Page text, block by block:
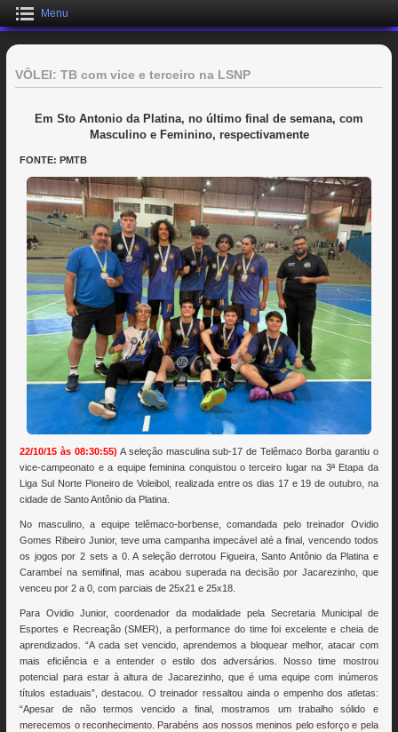
Menu
VÔLEI: TB com vice e terceiro na LSNP
Em Sto Antonio da Platina, no último final de semana, com
Masculino e Feminino, respectivamente
FONTE: PMTB
22/10/15 às 08:30:55) A seleção masculina sub-17 de Telêmaco Borba garantiu o
vice-campeonato e a equipe feminina conquistou o terceiro lugar na 3ª Etapa da
Liga Sul Norte Pioneiro de Voleibol, realizada entre os dias 17 e 19 de outubro, na
cidade de Santo Antônio da Platina.
No masculino, a equipe telêmaco-borbense, comandada pelo treinador Ovidio
Gomes Ribeiro Junior, teve uma campanha impecável até a final, vencendo todos
os jogos por 2 sets a 0. A seleção derrotou Figueira, Santo Antônio da Platina e
Carambeí na semifinal, mas acabou superada na decisão por Jacarezinho, que
venceu por 2 a 0, com parciais de 25x21 e 25x18.
Para Ovidio Junior, coordenador da modalidade pela Secretaria Municipal de
Esportes e Recreação (SMER), a performance do time foi excelente e cheia de
aprendizados. “A cada set vencido, aprendemos a bloquear melhor, atacar com
mais eficiência e a entender o estilo dos adversários. Nosso time mostrou
potencial para estar à altura de Jacarezinho, que é uma equipe com inúmeros
títulos estaduais”, destacou. O treinador ressaltou ainda o empenho dos atletas:
“Apesar de não termos vencido a final, mostramos um trabalho sólido e
merecemos o reconhecimento. Parabéns aos nossos meninos pelo esforço e pela